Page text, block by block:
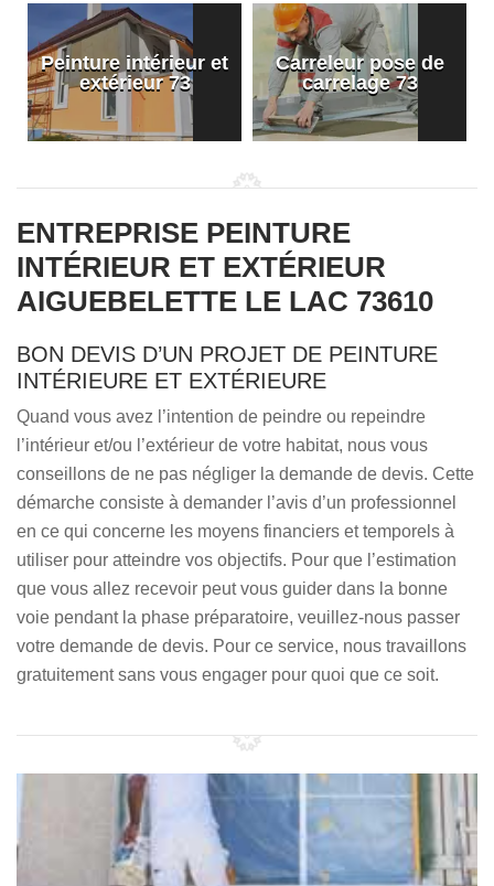
Peinture intérieur et
extérieur 73
Carreleur pose de
carrelage 73
ENTREPRISE PEINTURE
INTÉRIEUR ET EXTÉRIEUR
AIGUEBELETTE LE LAC 73610
BON DEVIS D’UN PROJET DE PEINTURE
INTÉRIEURE ET EXTÉRIEURE
Quand vous avez l’intention de peindre ou repeindre
l’intérieur et/ou l’extérieur de votre habitat, nous vous
conseillons de ne pas négliger la demande de devis. Cette
démarche consiste à demander l’avis d’un professionnel
en ce qui concerne les moyens financiers et temporels à
utiliser pour atteindre vos objectifs. Pour que l’estimation
que vous allez recevoir peut vous guider dans la bonne
voie pendant la phase préparatoire, veuillez-nous passer
votre demande de devis. Pour ce service, nous travaillons
gratuitement sans vous engager pour quoi que ce soit.